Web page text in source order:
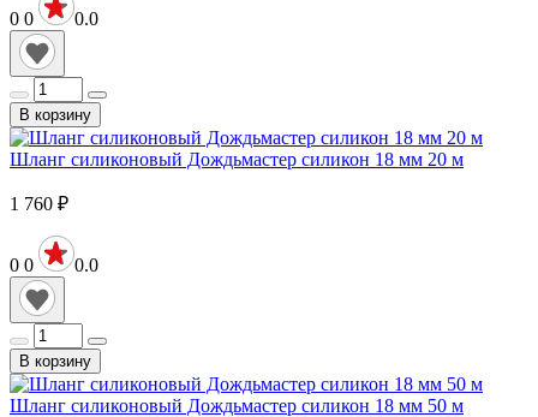
0 0 0.0
В корзину
Шланг силиконовый Дождьмастер силикон 18 мм 20 м
1 760 ₽
0 0 0.0
В корзину
Шланг силиконовый Дождьмастер силикон 18 мм 50 м